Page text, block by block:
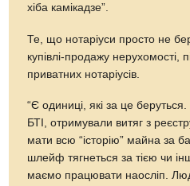
хіба камікадзе”.
Те, що нотаріуси просто не
купівлі-продажу нерухомості,
приватних нотаріусів.
“Є одиниці, які за це
БТІ, отримували витяг з
мати всю “історію” майна за
шлейф тягнеться за тією чи
маємо працювати наосліп.